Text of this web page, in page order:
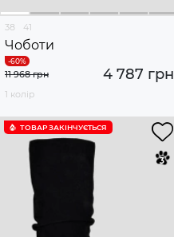
38 41
Чоботи
4 787 грн
11 968 грн
1 колір
ТОВАР ЗАКІНЧУЄTЬСЯ